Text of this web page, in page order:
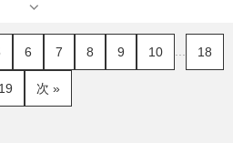
地よい脱日常感があり、「来るたびにリフ
んが副業として活躍しており、個性豊か
5～6人のスタッフが元気にお出迎え！彼
の疲れを癒しながら楽しいひとときを過ご
6 7 8 9 10 18
19 次 »